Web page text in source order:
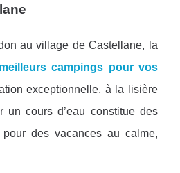
au village de Castellane, la
campings pour vos
exceptionnelle, à la lisière
cours d’eau constitue des
des vacances au calme,